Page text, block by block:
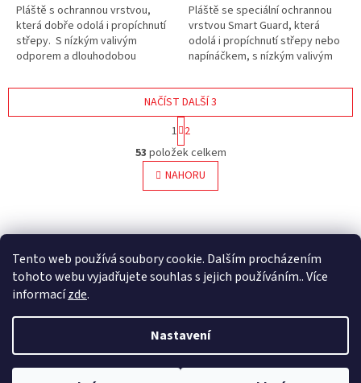
Tento web používá soubory cookie. Dalším procházením
tohoto webu vyjadřujete souhlas s jejich používáním.. Více
informacízde.
Nastavení
Pláště s ochrannou vrstvou,
která dobře odolá i propíchnutí
střepy. S nízkým valivým
odporem a dlouhodobou
Pláště se speciální ochrannou
vrstvou Smart Guard, která
odolá i propíchnutí střepy nebo
napínáčkem, s nízkým valivým
odolností.
O
v
l
á
a
c
í
p
r
k
y
v
ý
p
NAČÍST DALŠÍ 3
S
t
r
á
n
k
á
í
1 2
53 položek celkem
NAHORU
á
Copyright 2026Ultina e-shop. Všechna práva vyhrazena.Upravit